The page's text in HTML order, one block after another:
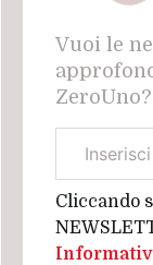
Vuoi le
ZeroUno?
aziendale
Cliccando